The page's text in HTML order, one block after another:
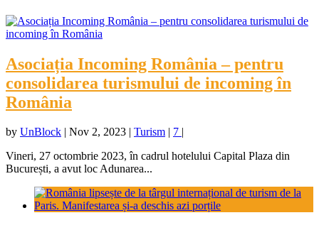
Asociația Incoming România – pentru
consolidarea turismului de incoming în
România
by UnBlock | Nov 2, 2023 | Turism | 7 |
Vineri, 27 octombrie 2023, în cadrul hotelului Capital Plaza din
București, a avut loc Adunarea...